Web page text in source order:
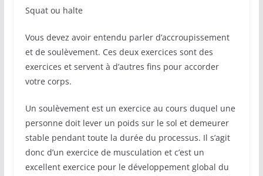
Squat ou halte
Vous devez avoir entendu parler d’accroupissement
et de soulèvement. Ces deux exercices sont des
exercices et servent à d’autres fins pour accorder
votre corps.
Un soulèvement est un exercice au cours duquel une
personne doit lever un poids sur le sol et demeurer
stable pendant toute la durée du processus. Il s’agit
donc d’un exercice de musculation et c’est un
excellent exercice pour le développement global du